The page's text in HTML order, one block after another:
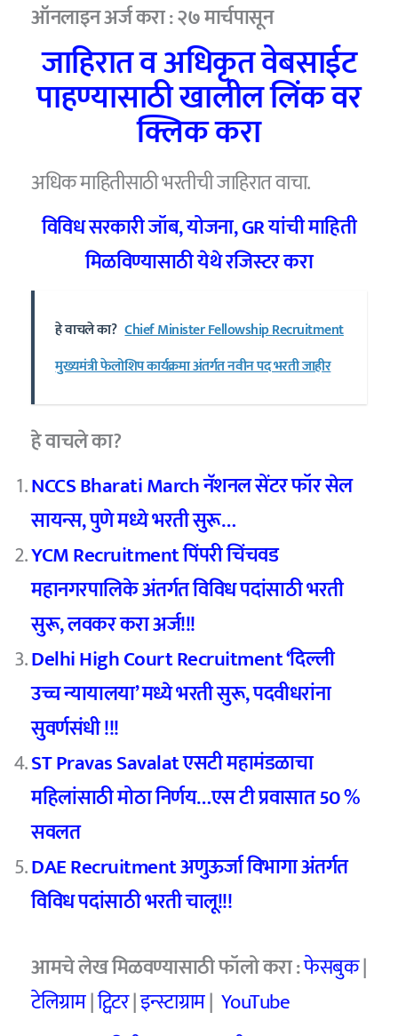
ऑनलाइन अर्ज करा : २७ मार्चपासून
जाहिरात व अधिकृत वेबसाईट
पाहण्यासाठी खालील लिंक वर
क्लिक करा
अधिक माहितीसाठी भरतीची जाहिरात वाचा.
विविध सरकारी जॉब, योजना, GR यांची माहिती
मिळविण्यासाठी येथे रजिस्टर करा
हे वाचले का? Chief Minister Fellowship Recruitment
मुख्यमंत्री फेलोशिप कार्यक्रमा अंतर्गत नवीन पद भरती जाहीर
हे वाचले का?
NCCS Bharati March नॅशनल सेंटर फॉर सेल
सायन्स, पुणे मध्ये भरती सुरू…
YCM Recruitment पिंपरी चिंचवड
महानगरपालिके अंतर्गत विविध पदांसाठी भरती
सुरू, लवकर करा अर्ज!!!
Delhi High Court Recruitment ‘दिल्ली
उच्च न्यायालया’ मध्ये भरती सुरू, पदवीधरांना
सुवर्णसंधी !!!
ST Pravas Savalat एसटी महामंडळाचा
महिलांसाठी मोठा निर्णय…एस टी प्रवासात 50 %
सवलत
DAE Recruitment अणुऊर्जा विभागा अंतर्गत
विविध पदांसाठी भरती चालू!!!
आमचे लेख मिळवण्यासाठी फॉलो करा :फेसबुक|
टेलिग्राम|ट्विटर|इन्स्टाग्राम| YouTube